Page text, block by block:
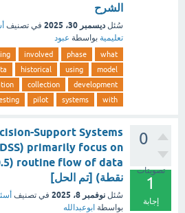
الشرح
سُئل ديسمبر 30، 2025 في تصنيف
تعليمية بواسطة عبود
what
phase
involved
model
using
historical
development
collection
with
systems
pilot
0
تصويتات
1
إجابة
Support Systems
primarily focus on
of data (0.5
نقطة) [تم الحل]
سُئل نوفمبر 8، 2025 في تصنيف
بواسطة ابوعبدالله